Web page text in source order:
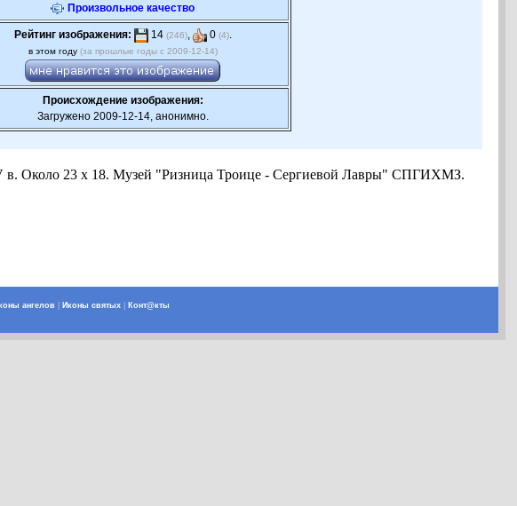
Произвольное качество
Рейтинг изображения: 14 (246), 0 (4).
в этом году (за прошлые годы с 2009-12-14)
Происхождение изображения:
Загружено 2009-12-14, анонимно.
в. Около 23 х 18. Музей "Ризница Троице - Сергиевой Лавры" СПГИХМЗ.
ангелов Иконы святых Конт@кты